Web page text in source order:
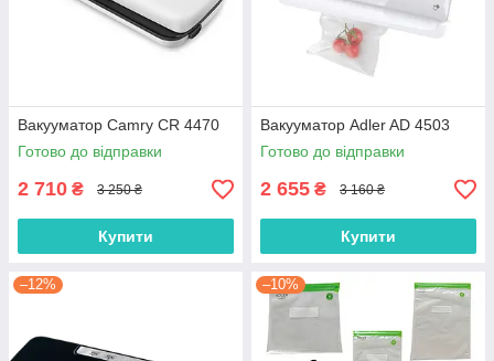
Вакууматор Camry CR 4470
Готово до відправки
2 710 ₴ 3 250 ₴
Купити
Вакууматор Adler AD 4503
Готово до відправки
2 655 ₴ 3 160 ₴
Купити
–12% –10%